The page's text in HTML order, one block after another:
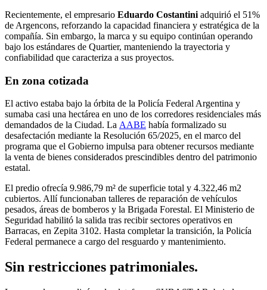
Recientemente, el empresario Eduardo Costantini adquirió el 51%
de Argencons, reforzando la capacidad financiera y estratégica de la
compañía. Sin embargo, la marca y su equipo continúan operando
bajo los estándares de Quartier, manteniendo la trayectoria y
confiabilidad que caracteriza a sus proyectos.
En zona cotizada
El activo estaba bajo la órbita de la Policía Federal Argentina y
sumaba casi una hectárea en uno de los corredores residenciales más
demandados de la Ciudad. La AABE había formalizado su
desafectación mediante la Resolución 65/2025, en el marco del
programa que el Gobierno impulsa para obtener recursos mediante
la venta de bienes considerados prescindibles dentro del patrimonio
estatal.
El predio ofrecía 9.986,79 m² de superficie total y 4.322,46 m2
cubiertos. Allí funcionaban talleres de reparación de vehículos
pesados, áreas de bomberos y la Brigada Forestal. El Ministerio de
Seguridad habilitó la salida tras recibir sectores operativos en
Barracas, en Zepita 3102. Hasta completar la transición, la Policía
Federal permanece a cargo del resguardo y mantenimiento.
Sin restricciones patrimoniales.